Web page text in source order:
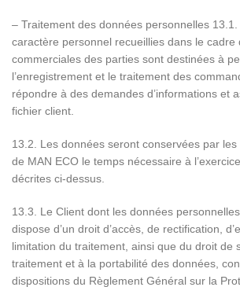
– Traitement des données personnelles
caractère personnel recueillies dans le cadre
commerciales des parties sont destinées à
l’enregistrement et le traitement des
répondre à des demandes d’informations et
fichier client.
13.2. Les données seront conservées par
de MAN ECO le temps nécessaire à
décrites ci-dessus.
13.3. Le Client dont les données
dispose d’un droit d’accès, de rectification,
limitation du traitement, ainsi que du droit de
traitement et à la portabilité des données,
dispositions du Règlement Général sur la